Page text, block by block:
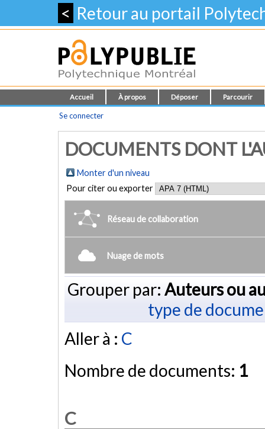
< Retour au portail
Accueil À propos Déposer Parcourir
Se connecter
DOCUMENTS DONT
Monter d'un niveau
Pour citer ou exporter
Réseau de collaboration
Nuage de mots
Grouper par: Auteurs ou
type de
Aller à : C
Nombre de documents: 1
C